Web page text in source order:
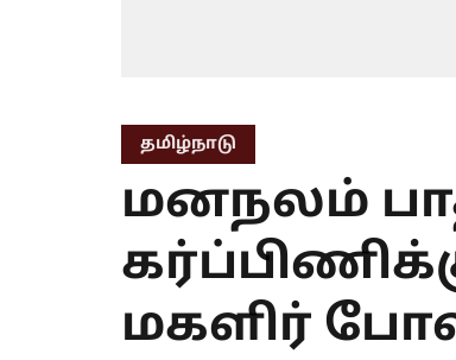
தமிழ்நாடு
மனநலம்
மகளிர்